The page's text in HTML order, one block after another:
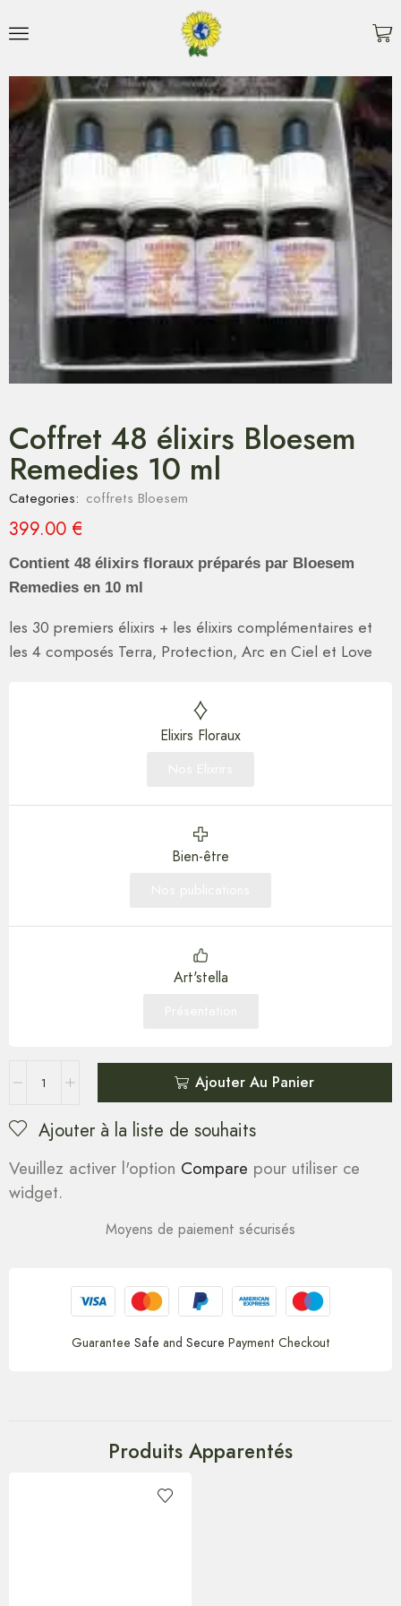
Coffret 48 élixirs Bloesem
Remedies 10 ml
Categories: coffrets Bloesem
399.00 €
Contient 48 élixirs floraux préparés par Bloesem
Remedies en 10 ml
les 30 premiers élixirs + les élixirs complémentaires et
les 4 composés Terra, Protection, Arc en Ciel et Love
Elixirs Floraux
Bien-être
Art'stella
Ajouter Au Panier
Ajouter à la liste de souhaits
Veuillez activer l'option Compare pour utiliser ce
widget.
Moyens de paiement sécurisés
Guarantee Safe and Secure Payment Checkout
Produits Apparentés